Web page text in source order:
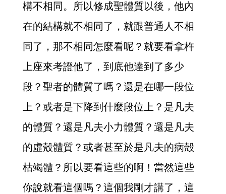
構不相同。所以修成聖體質以後，他內
在的結構就不相同了，就跟普通人不相
同了，那不相同怎麼看呢？就要看拿杵
上座來考證他了，到底他達到了多少
段？聖者的體質了嗎？還是在哪一段位
上？或者是下降到什麼段位上？是凡夫
的體質？還是凡夫小力體質？還是凡夫
的虛殼體質？或者甚至於是凡夫的病殻
枯竭體？所以要看這些的啊！當然這些
你說就看這個嗎？這個我剛才講了，這